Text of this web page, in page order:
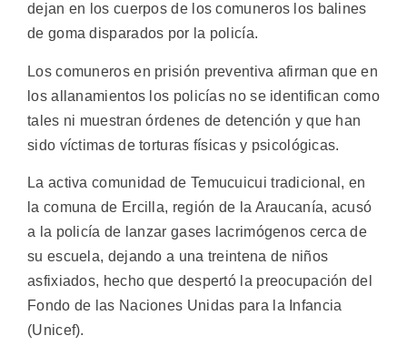
dejan en los cuerpos de los comuneros los balines
de goma disparados por la policía.
Los comuneros en prisión preventiva afirman que en
los allanamientos los policías no se identifican como
tales ni muestran órdenes de detención y que han
sido víctimas de torturas físicas y psicológicas.
La activa comunidad de Temucuicui tradicional, en
la comuna de Ercilla, región de la Araucanía, acusó
a la policía de lanzar gases lacrimógenos cerca de
su escuela, dejando a una treintena de niños
asfixiados, hecho que despertó la preocupación del
Fondo de las Naciones Unidas para la Infancia
(Unicef).